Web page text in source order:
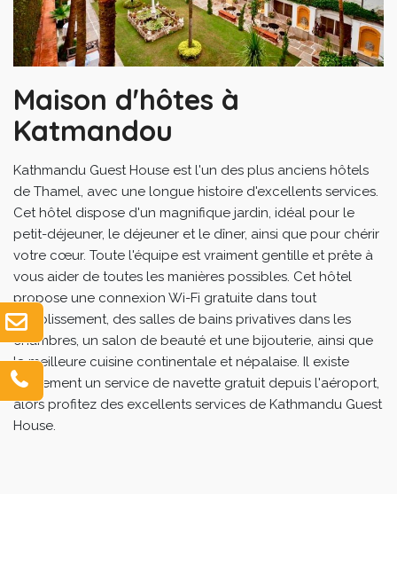
Maison d'hôtes à
Katmandou
Kathmandu Guest House est l'un des plus anciens hôtels
de Thamel, avec une longue histoire d'excellents services.
Cet hôtel dispose d'un magnifique jardin, idéal pour le
petit-déjeuner, le déjeuner et le dîner, ainsi que pour chérir
votre cœur. Toute l'équipe est vraiment gentille et prête à
vous aider de toutes les manières possibles. Cet hôtel
propose une connexion Wi-Fi gratuite dans tout
l'établissement, des salles de bains privatives dans les
chambres, un salon de beauté et une bijouterie, ainsi que
la meilleure cuisine continentale et népalaise. Il existe
également un service de navette gratuit depuis l'aéroport,
alors profitez des excellents services de Kathmandu Guest
House.